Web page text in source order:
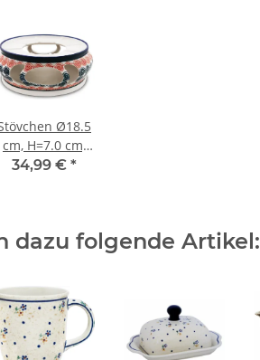
Ø18.5
cm, H=7.0 cm,
Dekor 943a
34,99 € *
dazu folgende Artikel: